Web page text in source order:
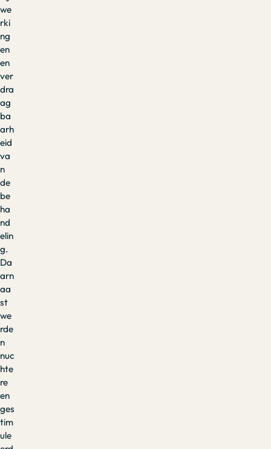
we
rki
ng
en
en
ver
dra
ag
ba
arh
eid
va
n
de
be
ha
nd
elin
g.
Da
arn
aa
st
we
rde
n
nuc
hte
re
en
ges
tim
ule